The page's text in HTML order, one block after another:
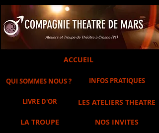
ACCUEIL
QUI SOMMES NOUS ? INFOS PRATIQUES
LIVRE D'OR LES ATELIERS THEATRE
LA TROUPE NOS INVITES